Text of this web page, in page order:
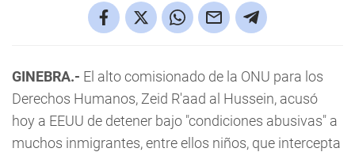
GINEBRA.- El alto comisionado de la ONU para los
Derechos Humanos, Zeid R'aad al Hussein, acusó
hoy a EEUU de detener bajo "condiciones abusivas" a
muchos inmigrantes, entre ellos niños, que intercepta